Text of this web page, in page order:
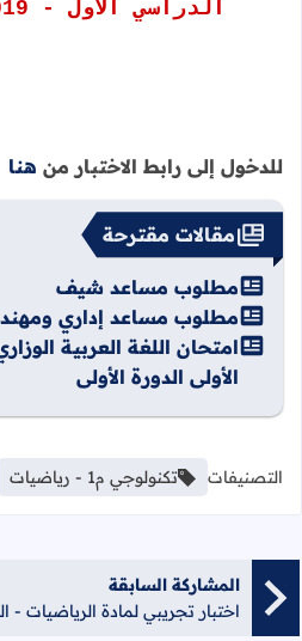
الدراسي الأول - 2019 - رقم (6)
للدخول إلى رابط الاختبار من هنا
مقالات مقترحة
مطلوب مساعد شيف
مطلوب مساعد إداري
الأولى الدورة الأولى
التصنيفات تكنولوجي م1 - رياضيات
المشاركة السابقة